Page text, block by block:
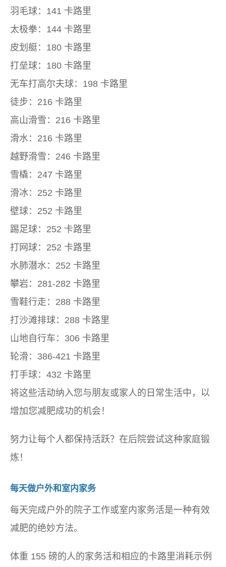
羽毛球：141 卡路里
太极拳：144 卡路里
皮划艇：180 卡路里
打垒球：180 卡路里
无车打高尔夫球：198 卡路里
徒步：216 卡路里
高山滑雪：216 卡路里
滑水：216 卡路里
越野滑雪：246 卡路里
雪橇：247 卡路里
滑冰：252 卡路里
壁球：252 卡路里
踢足球：252 卡路里
打网球：252 卡路里
水肺潜水：252 卡路里
攀岩：281-282 卡路里
雪鞋行走：288 卡路里
打沙滩排球：288 卡路里
山地自行车：306 卡路里
轮滑：386-421 卡路里
打手球：432 卡路里
将这些活动纳入您与朋友或家人的日常生活中，以
增加您减肥成功的机会！
努力让每个人都保持活跃？在后院尝试这种家庭锻
炼！
每天做户外和室内家务
每天完成户外的院子工作或室内家务活是一种有效
减肥的绝妙方法。
体重 155 磅的人的家务活和相应的卡路里消耗示例